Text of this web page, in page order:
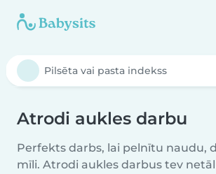
Atrodi aukles darbu
Perfekts darbs, lai pelnītu naudu,
mīli. Atrodi aukles darbus tev